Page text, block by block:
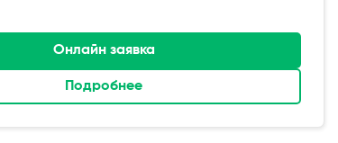
Онлайн заявка
Подробнее